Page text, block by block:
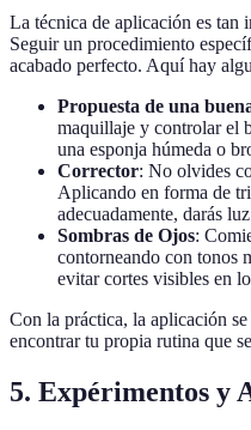
La técnica de aplicación es tan
Seguir un procedimiento
acabado perfecto. Aquí hay
Propuesta de una
maquillaje y controlar el
una esponja húmeda o
Corrector: No olvides
Aplicando en forma de
adecuadamente, darás
Sombras de Ojos:
contorneando con tonos
evitar cortes visibles en
Con la práctica, la aplicación
encontrar tu propia rutina que
5. Expérimentos y